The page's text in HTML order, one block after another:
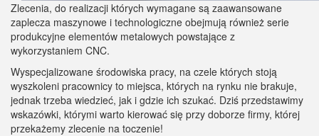
Zlecenia, do realizacji których wymagane są zaawansowane
zaplecza maszynowe i technologiczne obejmują również serie
produkcyjne elementów metalowych powstające z
wykorzystaniem CNC.
Wyspecjalizowane środowiska pracy, na czele których stoją
wyszkoleni pracownicy to miejsca, których na rynku nie brakuje,
jednak trzeba wiedzieć, jak i gdzie ich szukać. Dziś przedstawimy
wskazówki, którymi warto kierować się przy doborze firmy, której
przekażemy zlecenie na toczenie!